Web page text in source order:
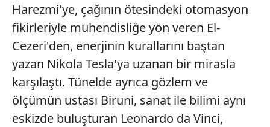
Harezmi'ye, çağının ötesindeki otomasyon
fikirleriyle mühendisliğe yön veren El-
Cezeri'den, enerjinin kurallarını baştan
yazan Nikola Tesla'ya uzanan bir mirasla
karşılaştı. Tünelde ayrıca gözlem ve
ölçümün ustası Biruni, sanat ile bilimi aynı
eskizde buluşturan Leonardo da Vinci,